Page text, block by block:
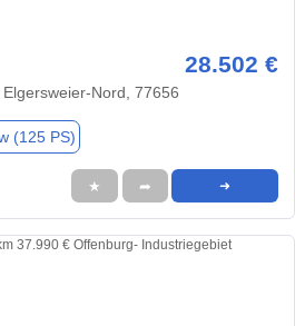
28.502 €
Nord, 77656
(125 PS)
★ ➦ ➜